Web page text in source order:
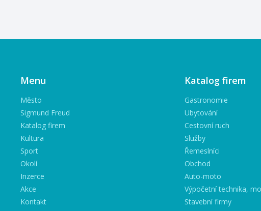
Menu
Město
Sigmund Freud
Katalog firem
Kultura
Sport
Okolí
Inzerce
Akce
Kontakt
Katalog firem
Gastronomie
Ubytování
Cestovní ruch
Služby
Řemeslníci
Obchod
Auto-moto
Výpočetní technika,
Stavební firmy